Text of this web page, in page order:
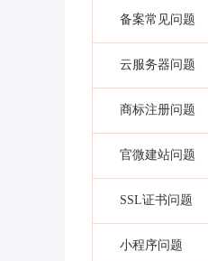
备案常见问题
云服务器问题
商标注册问题
官微建站问题
SSL证书问题
小程序问题